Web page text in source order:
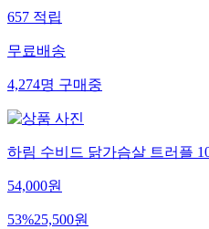
657 적립
무료배송
4,274명 구매중
하림 수비드 닭가슴살 트러플
54,000원
53%25,500원